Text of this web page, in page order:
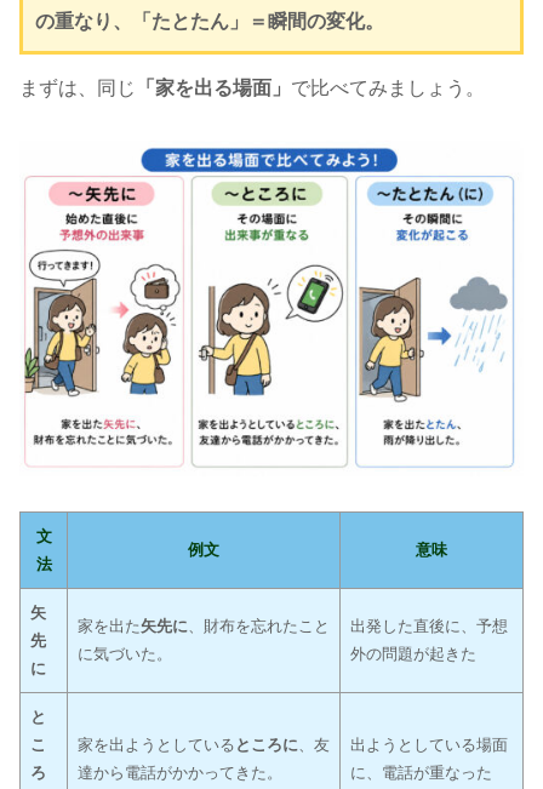
の重なり、「たとたん」＝瞬間の変化。
まずは、同じ 「家を出る場面」 で比べてみましょう。
文
法
例文 意味
矢
先
に
家を出た矢先に 、財布を忘れたこと
に気づいた。
出発した直後に、予想
外の問題が起きた
と
こ
ろ
家を出ようとしている ところに 、友
達から電話がかかってきた。
出ようとしている場面
に、電話が重なった